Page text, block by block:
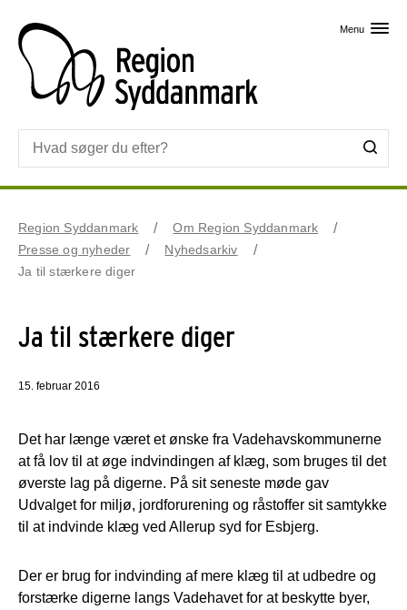
Menu
Region Syddanmark
Om Region Syddanmark
Presse og nyheder
Nyhedsarkiv
Ja til stærkere diger
Ja til stærkere diger
15. februar 2016
Det har længe været et ønske fra Vadehavskommunerne
at få lov til at øge indvindingen af klæg, som bruges til det
øverste lag på digerne. På sit seneste møde gav
Udvalget for miljø, jordforurening og råstoffer sit samtykke
til at indvinde klæg ved Allerup syd for Esbjerg.
Der er brug for indvinding af mere klæg til at udbedre og
forstærke digerne langs Vadehavet for at beskytte byer,